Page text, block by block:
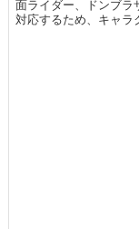
面ライダー、ドンブ
対応するため、キャラ